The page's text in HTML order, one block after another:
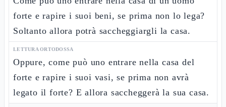
forte e rapire i suoi beni, se prima non lo lega?
Soltanto allora potrà saccheggiargli la casa.
LETTURA ORTODOSSA
Oppure, come può uno entrare nella casa del
forte e rapire i suoi vasi, se prima non avrà
legato il forte? E allora saccheggerà la sua casa.